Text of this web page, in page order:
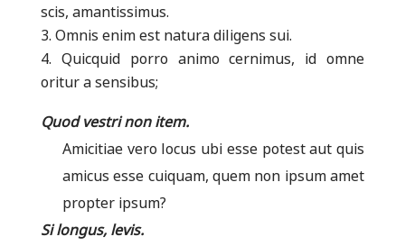
scis, amantissimus.
Omnis enim est natura diligens sui.
Quicquid porro animo cernimus, id omne
oritur a sensibus;
Quod vestri non item.
Amicitiae vero locus ubi esse potest aut quis
amicus esse cuiquam, quem non ipsum amet
propter ipsum?
Si longus, levis.